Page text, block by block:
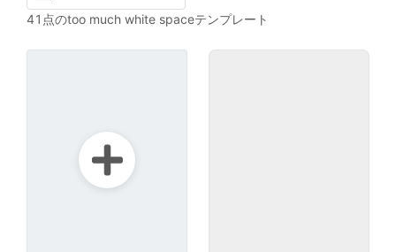
41点のtoo much white spaceテンプレート